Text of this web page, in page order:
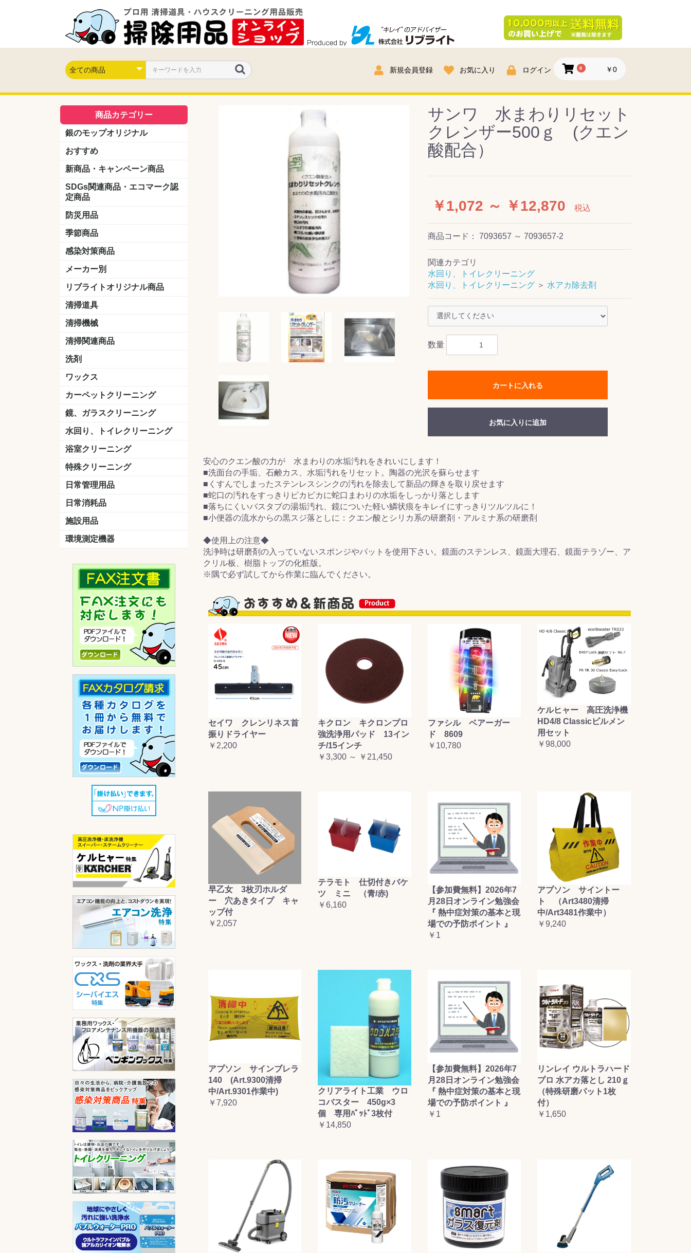
新規会員登録 お気に入り ログイン 0 ￥0
商品カテゴリー
銀のモップオリジナル
おすすめ
新商品・キャンペーン商品
キャンペーン商品
新製品
SDGs関連商品・エコマーク認
定商品
防災用品
季節商品
感染対策商品
おう吐物
除菌洗剤
うがい薬
マスク
手洗い石鹸
手指消毒
手袋
メーカー別
クオリティ
ニイタカ
シーバイエス
リンレイ
ペンギンワックス
横浜油脂工業
ミッケル化学（旧：スイショウ
ユシロ化学
コニシ
つやげん
ダイカ商事
スリーエムジャパン
山崎産業
テラモト
セイワ
エトレー
ラバーメイド
ジャパックス
日本サニパック
ケルヒャー
マキタ
ショーワグローブ
花王
サラヤ
アルボース
コスケム
ミヤキ
紺商
信徳ポミー
リブライトオリジナル商品
LLオレンジクリーナー
LL油脂専用クリーナー
LLワックスモップ
LL-21
マーベラスiL
清掃道具
ほうき
ちりとり
モップ及び関連品 ワンタッチ式モップ
水切りドライヤー
その他アタッチメント
(ワンタッチ式用)
モップ
ハードフロア用ダストモップ
テラモト
その他
清掃機械
掃除機
ドライバキューム
アップライトバキューム
コードレスタイプ
高圧洗浄機
吸水機
カーペット用マシン
送風機
ポリッシャー スタンダード
ハンディポリッシャー
ポリッシャー・自動床洗浄機用
掃除機用紙パック
その他
清掃関連商品
ダストカート
台車
移動式バレット
脚立
モップハンガー
サインボード
光沢計
カーペット汚染度計
洗剤
床用表面洗浄剤
ハクリ剤
厨房用
工場用
石材用
サビ用
木材用
タイル用
外壁用
壁面用
手あか用
病院用
除菌用
ワックス
樹脂ワックス
ペンギンワックス
半樹脂ワックス
フローリング用
病院用ワックス
中性ワックス
石材用
木床用
その他
カーペットクリーニング
洗剤
ブラシ
パット
その他
鏡、ガラスクリーニング
ガラスワイパー
シャンパー(ウオッシャー)
ガラススクイジー
ケレン
ツールホルダー
洗剤 うろこ取り
天井・高所作業
水回り、トイレクリーニング
洗剤
尿石除去剤
水アカ除去剤
排水管つまり除去剤
消臭・防臭剤
道具
浴室クリーニング
洗剤
バスクリーナー
カビ取り剤
道具
特殊クリーニング
石材
エアコン
リンス&中和剤&前処理
洗浄ツール
洗浄シート
外壁
その他
日常管理用品
クリーナー
洗濯用洗剤
油汚れ落とし
サビ取り剤
タバコ専用消臭
日常消耗品
トイレットペーパー
ペーパータオル
便座除菌クリーナー
ポリ袋
施設用品
マット・他
ベンチ
灰皿
傘立
くず入れ
環境測定機器
サンワ 水まわりリセット
クレンザー500ｇ (クエン
酸配合）
￥1,072 ～ ￥12,870 税込
商品コード： 7093657 ～ 7093657-2
関連カテゴリ
水回り、トイレクリーニング
水回り、トイレクリーニング ＞ 水アカ除去剤
数量
カートに入れる
お気に入りに追加
安心のクエン酸の力が 水まわりの水垢汚れをきれいにします！
■洗面台の手垢、石鹸カス、水垢汚れをリセット。陶器の光沢を蘇らせます
■くすんでしまったステンレスシンクの汚れを除去して新品の輝きを取り戻せます
■蛇口の汚れをすっきりピカピカに蛇口まわりの水垢をしっかり落とします
■落ちにくいバスタブの湯垢汚れ、鏡についた軽い鱗状痕をキレイにすっきりツルツルに！
■小便器の流水からの黒スジ落としに：クエン酸とシリカ系の研磨剤・アルミナ系の研磨剤
◆使用上の注意◆
洗浄時は研磨剤の入っていないスポンジやパットを使用下さい。鏡面のステンレス、鏡面大理石、鏡面テラゾー、ア
クリル板、樹脂トップの化粧版。
※隅で必ず試してから作業に臨んでください。
セイワ クレンリネス首
振りドライヤー
￥2,200
キクロン キクロンプロ
強洗浄用パッド 13イン
チ/15インチ
￥3,300 ～ ￥21,450
ファシル ベアーガー
ド 8609
￥10,780
ケルヒャー 高圧洗浄機
HD4/8 Classicビルメン
用セット
￥98,000
早乙女 3枚刃ホルダ
ー 穴あきタイプ キャ
ップ付
￥2,057
テラモト 仕切付きバケ
ツ ミニ （青/赤)
￥6,160
【参加費無料】2026年7
月28日オンライン勉強会
『 熱中症対策の基本と現
場での予防ポイント 』
￥1
アプソン サイントー
ト （Art3480清掃
中/Art3481作業中）
￥9,240
アプソン サインブレラ
140 (Art.9300清掃
中/Art.9301作業中)
￥7,920
クリアライト工業 ウロ
コバスター 450g×3
個 専用ﾊﾟｯﾄﾞ3枚付
￥14,850
【参加費無料】2026年7
月28日オンライン勉強会
『 熱中症対策の基本と現
場での予防ポイント 』
￥1
リンレイ ウルトラハード
プロ 水アカ落とし 210ｇ
（特殊研磨パット1枚
付）
￥1,650